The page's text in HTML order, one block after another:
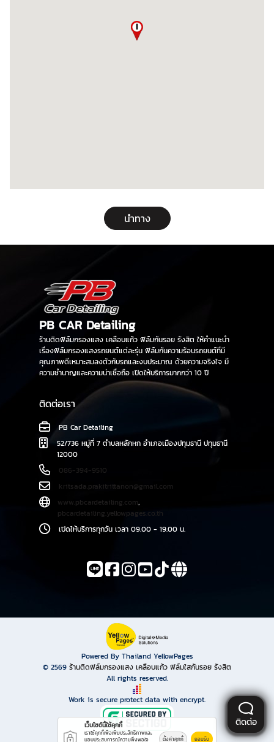
นำทาง
PB CAR Detailing
ร้านติดฟิล์มกรองแสง เคลือบแก้ว ฟิล์มกันรอย รังสิต ให้คำแนะนำ
เรื่องฟิล์มกรองแสงรถยนต์แต่ละรุ่น ฟิล์มกันความร้อนรถยนต์ที่มี
คุณภาพดีเหมาะสมลงตัวกับรถและงบประมาณ ด้วยความจริงใจ มี
ความชำนาญและความน่าเชื่อถือ เปิดให้บริการมากกว่า 10 ปี
ติดต่อเรา
PB Car Detailing
52/736 หมู่ที่ 7 ตำบลหลักหก อำเภอเมืองปทุมธานี ปทุมธานี
12000
086-394-9510
kritsada.prakitrittanon@gmail.com
www.pbcardetailing.com,
pbcardetailing.yellowpages.co.th
เปิดให้บริการทุกวัน เวลา 09.00 - 19.00 น.
Powered By Thailand YellowPages
© 2569 ร้านติดฟิล์มกรองแสง เคลือบแก้ว ฟิล์มใสกันรอย รังสิต
All rights reserved.
Work is secure protect data with encrypt.
ติดต่อ
เว็บไซต์นี้ใช้คุกกี้
เราใช้คุกกี้เพื่อเพิ่มประสิทธิภาพและ
มอบประสบการณ์ความพึงพอใจ
ตั้งค่าคุกกี้ ยอมรับ